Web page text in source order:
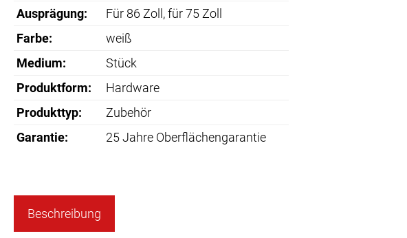
Ausprägung: Für 86 Zoll , für 75 Zoll
Farbe:
weiß
Medium:
Stück
Produktform:
Hardware
Produkttyp:
Zubehör
Garantie:
25 Jahre Oberflächengarantie
Beschreibung